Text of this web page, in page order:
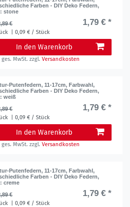
Farben - DIY Deko Federn,
stone
€
1,79 € *
| 0,09 € / Stück
In den Warenkorb
MwSt. zzgl.Versandkosten
Putenfedern, 11-17cm, Farbwahl,
Farben - DIY Deko Federn,
weiß
€
1,79 € *
| 0,09 € / Stück
In den Warenkorb
MwSt. zzgl.Versandkosten
Putenfedern, 11-17cm, Farbwahl,
Farben - DIY Deko Federn,
creme
€
1,79 € *
| 0,09 € / Stück